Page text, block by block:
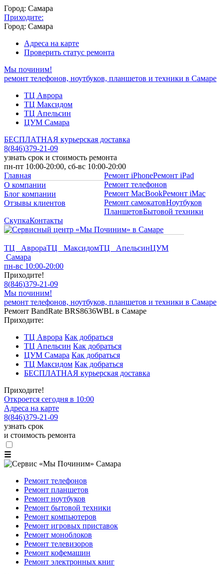
Город: Самара
Приходите:
Город: Самара
Адреса на карте
Проверить статус ремонта
Мы починим!
ремонт телефонов, ноутбуков, планшетов и техники в Самаре
ТЦ Аврора
ТЦ Максидом
ТЦ Апельсин
ЦУМ Самара
БЕСПЛАТНАЯ курьерская доставка
8(846)379-21-09
узнать срок и стоимость ремонта
пн-пт 10:00-20:00, сб-вс 10:00-20:00
Главная
О компании
Блог компании
Отзывы клиентов
Ремонт iPhoneРемонт iPad
Ремонт телефонов
Ремонт MacBookРемонт iMac
Ремонт самокатовНоутбуков
ПланшетовБытовой техники
СкупкаКонтакты
ТЦ АврораТЦ МаксидомТЦ АпельсинЦУМ
Самара
пн-вс 10:00-20:00
Приходите!
8(846)379-21-09
Мы починим!
ремонт телефонов, ноутбуков, планшетов и техники в Самаре
Ремонт BandRate BRS8636WBL в Самаре
Приходите:
ТЦ Аврора Как добраться
ТЦ Апельсин Как добраться
ЦУМ Самара Как добраться
ТЦ Максидом Как добраться
БЕСПЛАТНАЯ курьерская доставка
Приходите!
Откроется сегодня в 10:00
Адреса на карте
8(846)379-21-09
узнать срок
и стоимость ремонта
☰
Ремонт телефонов
Ремонт планшетов
Ремонт ноутбуков
Ремонт бытовой техники
Ремонт компьютеров
Ремонт игровых приставок
Ремонт моноблоков
Ремонт телевизоров
Ремонт кофемашин
Ремонт электронных книг